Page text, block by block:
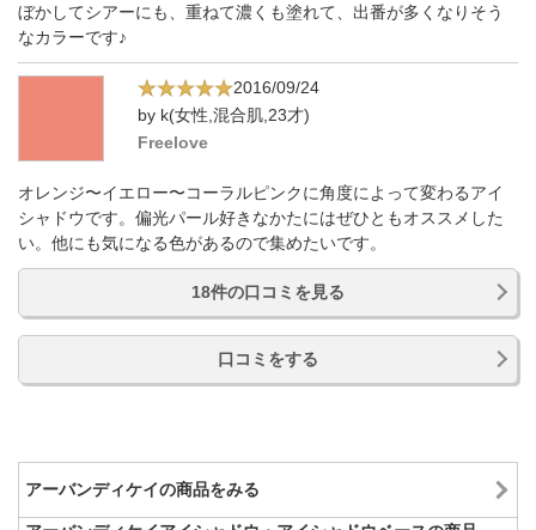
ぼかしてシアーにも、重ねて濃くも塗れて、出番が多くなりそう
なカラーです♪
2016/09/24
by k(女性,混合肌,23才)
Freelove
オレンジ〜イエロー〜コーラルピンクに角度によって変わるアイ
シャドウです。偏光パール好きなかたにはぜひともオススメした
い。他にも気になる色があるので集めたいです。
18件の口コミを見る
口コミをする
アーバンディケイの商品をみる